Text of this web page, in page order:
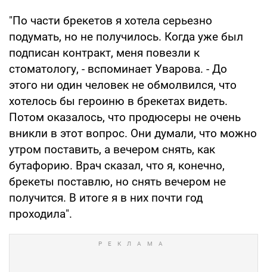
"По части брекетов я хотела серьезно
подумать, но не получилось. Когда уже был
подписан контракт, меня повезли к
стоматологу, - вспоминает Уварова. - До
этого ни один человек не обмолвился, что
хотелось бы героиню в брекетах видеть.
Потом оказалось, что продюсеры не очень
вникли в этот вопрос. Они думали, что можно
утром поставить, а вечером снять, как
бутафорию. Врач сказал, что я, конечно,
брекеты поставлю, но снять вечером не
получится. В итоге я в них почти год
проходила".